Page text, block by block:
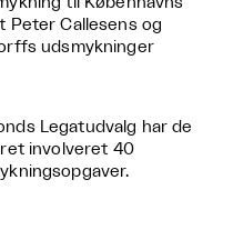
Peter Callesens og
udsmykninger
Legatudvalg har de
involveret 40